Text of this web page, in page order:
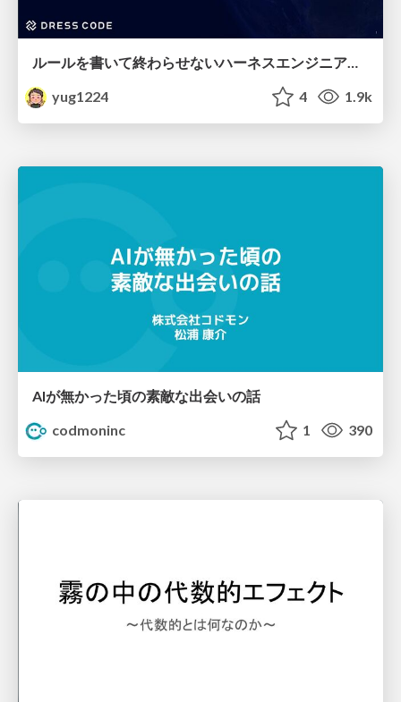
ルールを書いて終わらせないハーネスエンジニアリング
yug1224
4 1.9k
AIが無かった頃の素敵な出会いの話
codmoninc
1 390